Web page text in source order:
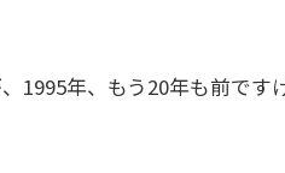
1995年、もう20年も前で